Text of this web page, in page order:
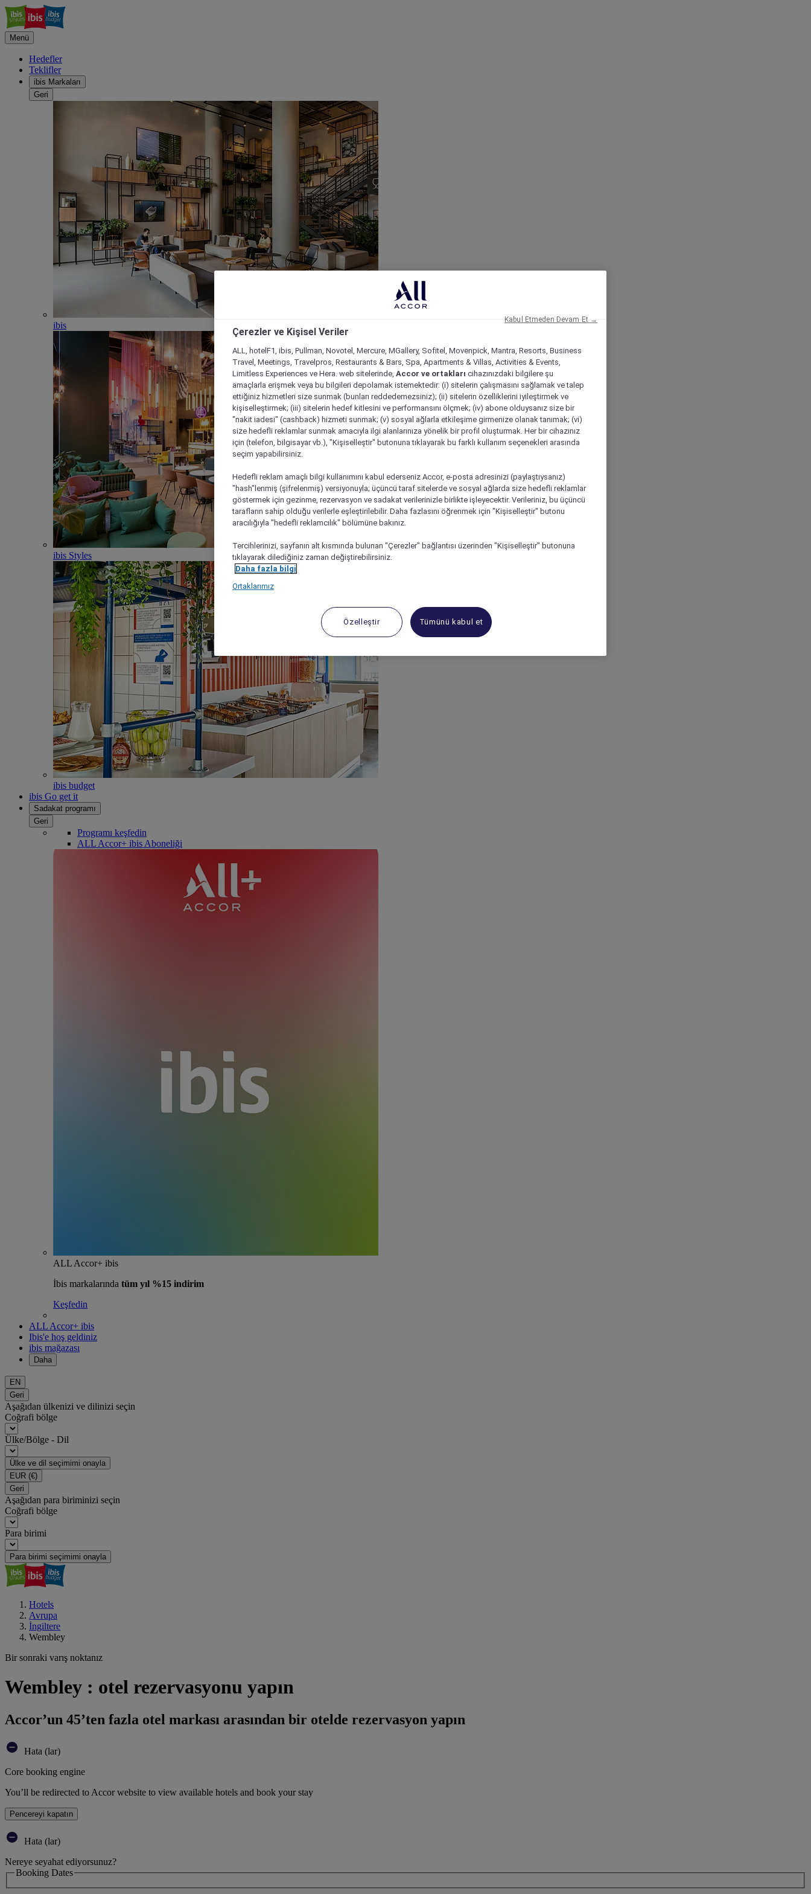
Menü
Hedefler
Teklifler
ibis Markaları
Geri
ibis
ibis Styles
ibis budget
ibis Go get it
Sadakat programı
Geri
Programı keşfedin
ALL Accor+ ibis Aboneliği
ALL Accor+ ibis
İbis markalarında tüm yıl %15 indirim
Keşfedin
ALL Accor+ ibis
Ibis'e hoş geldiniz
ibis mağazası
Daha
EN
Geri
Aşağıdan ülkenizi ve dilinizi seçin
Coğrafi bölge
Ülke/Bölge - Dil
Ülke ve dil seçimimi onayla
EUR (€)
Geri
Aşağıdan para biriminizi seçin
Coğrafi bölge
Para birimi
Para birimi seçimimi onayla
Hotels
Avrupa
İngiltere
Wembley
Bir sonraki varış noktanız
Wembley : otel rezervasyonu yapın
Accor’un 45’ten fazla otel markası arasından bir otelde rezervasyon yapın
Hata (lar)
Core booking engine
You’ll be redirected to Accor website to view available hotels and book your stay
Pencereyi kapatın
Hata (lar)
Nereye seyahat ediyorsunuz?
Booking Dates
Çerezler ve Kişisel Veriler
ALL, hotelF1, ibis, Pullman, Novotel, Mercure, MGallery, Sofitel, Movenpick, Mantra, Resorts, Business
Travel, Meetings, Travelpros, Restaurants & Bars, Spa, Apartments & Villas, Activities & Events,
Limitless Experiences ve Hera. web sitelerinde, Accor ve ortakları cihazınızdaki bilgilere şu
amaçlarla erişmek veya bu bilgileri depolamak istemektedir: (i) sitelerin çalışmasını sağlamak ve talep
ettiğiniz hizmetleri size sunmak (bunları reddedemezsiniz); (ii) sitelerin özelliklerini iyileştirmek ve
kişiselleştirmek; (iii) sitelerin hedef kitlesini ve performansını ölçmek; (iv) abone olduysanız size bir
"nakit iadesi" (cashback) hizmeti sunmak; (v) sosyal ağlarla etkileşime girmenize olanak tanımak; (vi)
size hedefli reklamlar sunmak amacıyla ilgi alanlarınıza yönelik bir profil oluşturmak. Her bir cihazınız
için (telefon, bilgisayar vb.), "Kişiselleştir" butonuna tıklayarak bu farklı kullanım seçenekleri arasında
seçim yapabilirsiniz.
Hedefli reklam amaçlı bilgi kullanımını kabul ederseniz Accor, e-posta adresinizi (paylaştıysanız)
"hash"lenmiş (şifrelenmiş) versiyonuyla; üçüncü taraf sitelerde ve sosyal ağlarda size hedefli reklamlar
göstermek için gezinme, rezervasyon ve sadakat verilerinizle birlikte işleyecektir. Verileriniz, bu üçüncü
tarafların sahip olduğu verilerle eşleştirilebilir. Daha fazlasını öğrenmek için "Kişiselleştir" butonu
aracılığıyla "hedefli reklamcılık" bölümüne bakınız.
Tercihlerinizi, sayfanın alt kısmında bulunan "Çerezler" bağlantısı üzerinden "Kişiselleştir" butonuna
tıklayarak dilediğiniz zaman değiştirebilirsiniz.
Daha fazla bilgi
Ortaklarımız
Özelleştir Tümünü kabul et
Kabul Etmeden Devam Et →